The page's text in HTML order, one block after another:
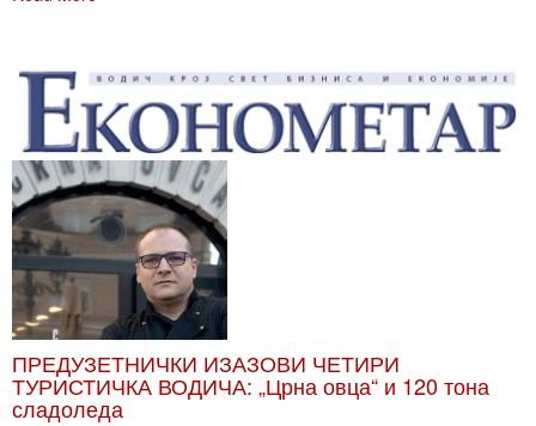
ПРЕДУЗЕТНИЧКИ ИЗАЗОВИ ЧЕТИРИ
ТУРИСТИЧКА ВОДИЧА: „Црна овца“ и 120 тона
сладоледа